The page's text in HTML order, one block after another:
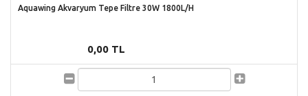
Aquawing Akvaryum Tepe Filtre 30W 1800L/H
0,00 TL